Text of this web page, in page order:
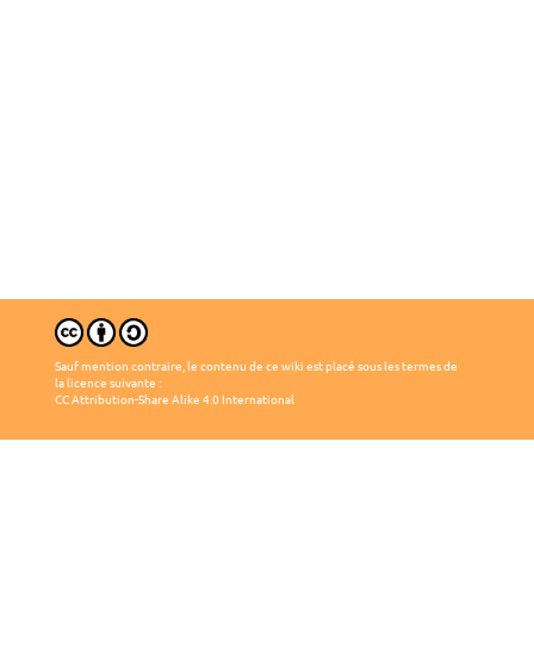
Sauf mention contraire, le contenu de ce wiki est placé sous les termes de
la licence suivante :
CC Attribution-Share Alike 4.0 International